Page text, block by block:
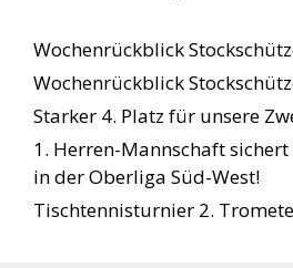
Wochenrückblick
Wochenrückblick
Starker 4. Platz für unsere
1. Herren-Mannschaft
in der Oberliga Süd-West!
Tischtennisturnier 2.